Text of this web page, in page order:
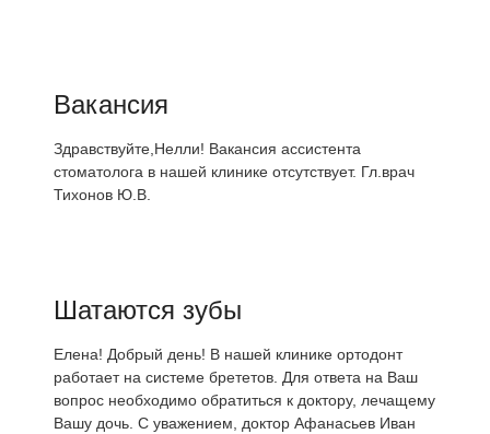
Вакансия
Здравствуйте,Нелли! Вакансия ассистента
стоматолога в нашей клинике отсутствует. Гл.врач
Тихонов Ю.В.
Шатаются зубы
Елена! Добрый день! В нашей клинике ортодонт
работает на системе брететов. Для ответа на Ваш
вопрос необходимо обратиться к доктору, лечащему
Вашу дочь. С уважением, доктор Афанасьев Иван